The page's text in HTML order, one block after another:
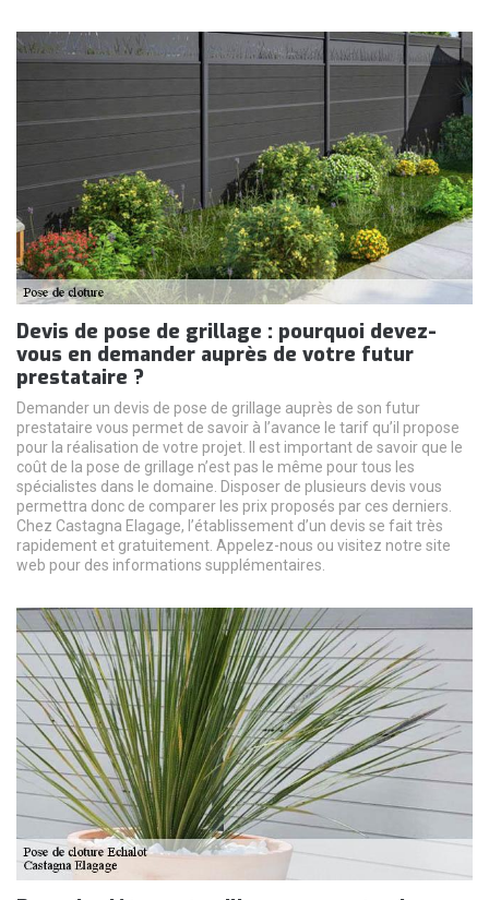
Devis de pose de grillage : pourquoi devez-
vous en demander auprès de votre futur
prestataire ?
Demander un devis de pose de grillage auprès de son futur
prestataire vous permet de savoir à l’avance le tarif qu’il propose
pour la réalisation de votre projet. Il est important de savoir que le
coût de la pose de grillage n’est pas le même pour tous les
spécialistes dans le domaine. Disposer de plusieurs devis vous
permettra donc de comparer les prix proposés par ces derniers.
Chez Castagna Elagage, l’établissement d’un devis se fait très
rapidement et gratuitement. Appelez-nous ou visitez notre site
web pour des informations supplémentaires.